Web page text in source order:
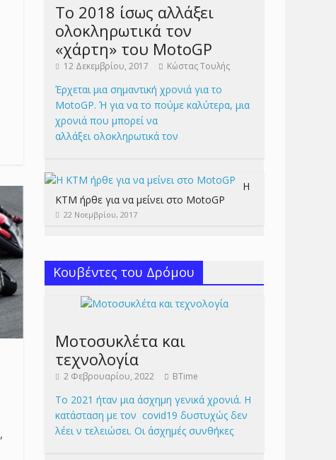
,
Το 2018 ίσως αλλάξει
ολοκληρωτικά τον
«χάρτη» του MotoGP
12 Δεκεμβρίου, 2017 Κώστας Τουλής
Έρχεται μια σημαντική χρονιά για το
MotoGP. Ή για να το πούμε καλύτερα, μια
χρονιά που μπορεί να
αλλάξει ολοκληρωτικά τον
Η
KTM ήρθε για να μείνει στο MotoGP
22 Νοεμβρίου, 2017
Κουβέντες του Δρόμου
Μοτοσυκλέτα και
τεχνολογία
2 Φεβρουαρίου, 2022 BTime
Το 2021 ήταν μια άσχημη γενικά χρονιά. Η
κατάσταση με τον covid19 δυστυχώς δεν
λέει ν τελειώσει. Οι άσχημές συνθήκες